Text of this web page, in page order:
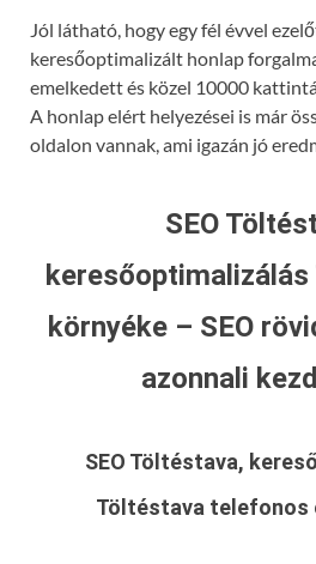
Jól látható, hogy egy fél évvel
keresőoptimalizált honlap
emelkedett és közel 10000
A honlap elért helyezései is már
oldalon vannak, ami igazán jó
SEO
környéke – SEO
azonnali
SEO Töltéstava,
Töltéstava telefonos